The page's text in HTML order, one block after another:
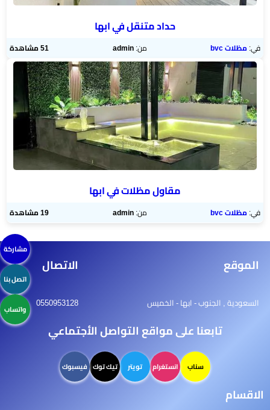
حداد متنقل في ابها
في:مظلات bvc من:admin 51 مشاهدة
مقاول مظلات في ابها
في:مظلات bvc من:admin 19 مشاهدة
الموقع الاتصال
السعودية , الجنوب - ابها - الخميس 0550953128
تابعنا على مواقع التواصل الأجتماعي
سناب انستغرام تويتر تيك توك فيسبوك
الاقسام
مشاركة
اتصل بنا
واتساب